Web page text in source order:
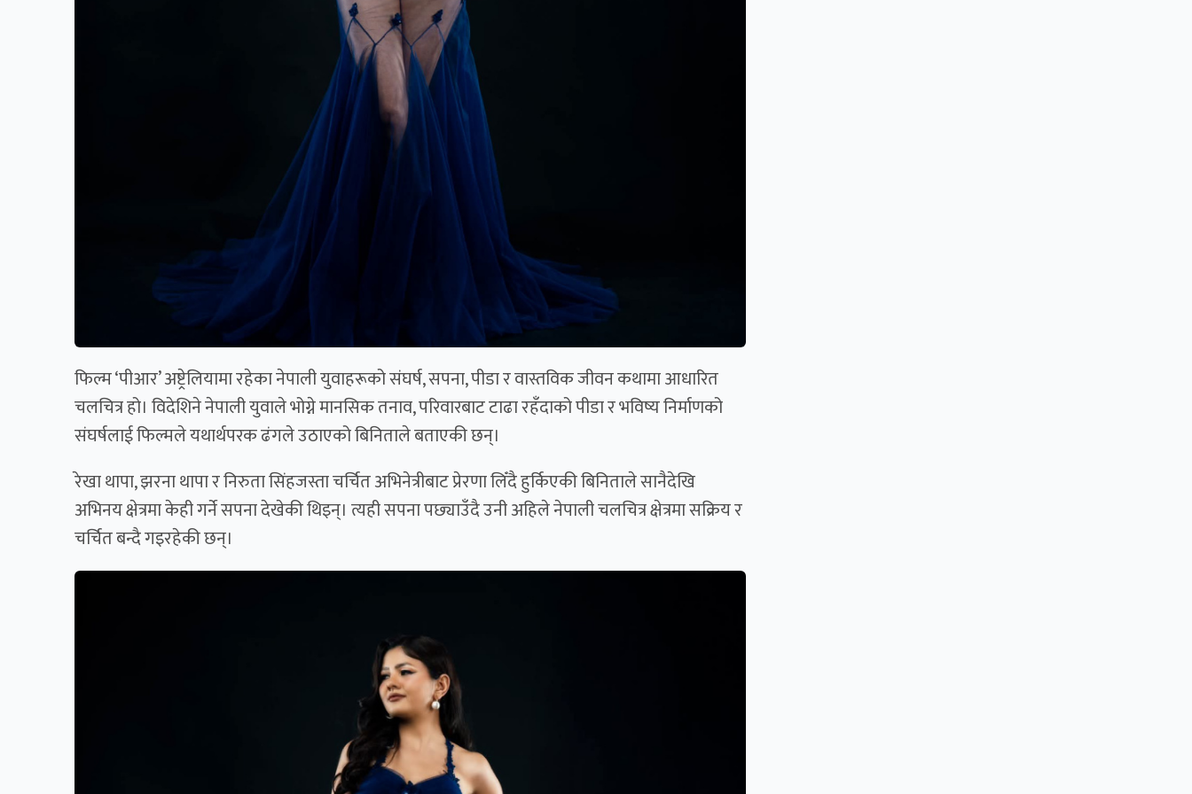
फिल्म ‘पीआर’ अष्ट्रेलियामा रहेका नेपाली युवाहरूको संघर्ष, सपना, पीडा र वास्तविक जीवन कथामा आधारित
चलचित्र हो। विदेशिने नेपाली युवाले भोग्ने मानसिक तनाव, परिवारबाट टाढा रहँदाको पीडा र भविष्य निर्माणको
संघर्षलाई फिल्मले यथार्थपरक ढंगले उठाएको बिनिताले बताएकी छन्।
रेखा थापा, झरना थापा र निरुता सिंहजस्ता चर्चित अभिनेत्रीबाट प्रेरणा लिँदै हुर्किएकी बिनिताले सानैदेखि
अभिनय क्षेत्रमा केही गर्ने सपना देखेकी थिइन्। त्यही सपना पछ्याउँदै उनी अहिले नेपाली चलचित्र क्षेत्रमा सक्रिय र
चर्चित बन्दै गइरहेकी छन्।